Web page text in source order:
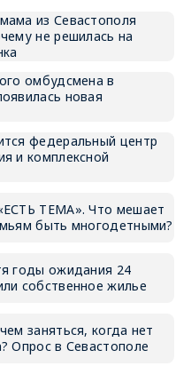
из Севастополя
не решилась на
омбудсмена в
новая
федеральный центр
и комплексной
ТЕМА». Что мешает
быть многодетными?
годы ожидания 24
собственное жилье
заняться, когда нет
Опрос в Севастополе